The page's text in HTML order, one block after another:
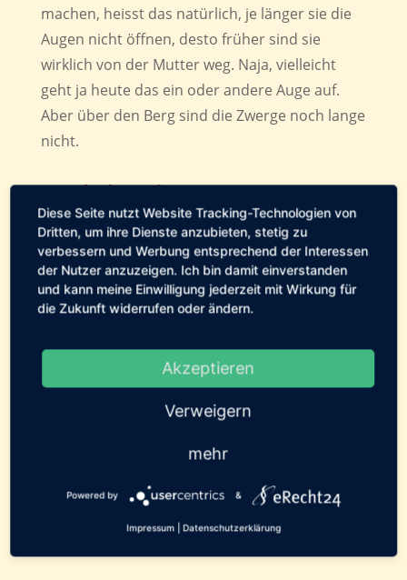
machen, heisst das natürlich, je länger sie die
Augen nicht öffnen, desto früher sind sie
wirklich von der Mutter weg. Naja, vielleicht
geht ja heute das ein oder andere Auge auf.
Aber über den Berg sind die Zwerge noch lange
nicht.
←Vorheriger Beitrag: 20.04.2012
Nächster Beitrag: 27.04.2012→
Geschrieben von:Tierservice
Fehmarn
0 Kommentare
Diese Seite nutzt Website Tracking-Technologien von
Dritten, um ihre Dienste anzubieten, stetig zu
verbessern und Werbung entsprechend der Interessen
der Nutzer anzuzeigen. Ich bin damit einverstanden
und kann meine Einwilligung jederzeit mit Wirkung für
die Zukunft widerrufen oder ändern.
Akzeptieren
Verweigern
mehr
Powered by &
Impressum Datenschutzerklärung